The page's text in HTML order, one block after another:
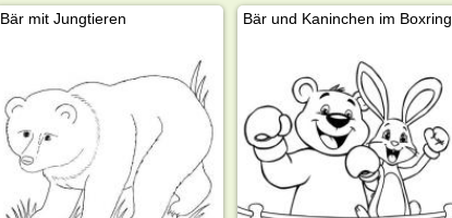
Bär mit Jungtieren Bär und Kaninchen im Boxring